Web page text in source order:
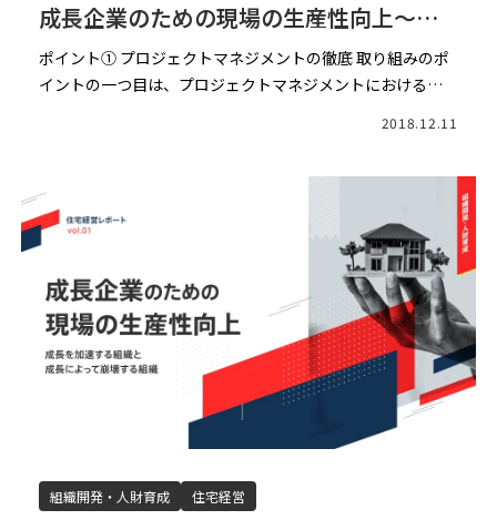
成長企業のための現場の生産性向上～成
長を加速する企業の組織と成長によって
崩壊する組織～（後編）
ポイント① プロジェクトマネジメントの徹底 取り組みのポ
イントの一つ目は、プロジェクトマネジメントにおける重
2018.12.11
組織開発・人財育成 住宅経営